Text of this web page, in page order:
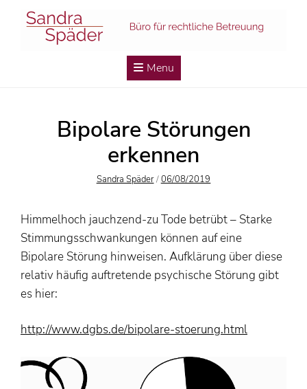
Menu
Bipolare Störungen
erkennen
Author
Sandra Späder/Posted
06/08/2019
Himmelhoch jauchzend-zu Tode betrübt – Starke
Stimmungsschwankungen können auf eine
Bipolare Störung hinweisen. Aufklärung über diese
relativ häufig auftretende psychische Störung gibt
es hier:
http://www.dgbs.de/bipolare-stoerung.html